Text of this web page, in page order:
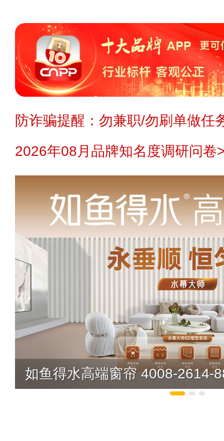
防诈骗提醒：勿兼职/勿刷单做任
2026年08月品牌知名度调研问卷
如鱼得水高端窗帘 4008-2614-